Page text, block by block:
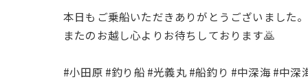
本日もご乗船いただきありがとうございました。
またのお越し心よりお待ちしております🙇
#小田原 #釣り船 #光義丸 #船釣り #中深海 #中